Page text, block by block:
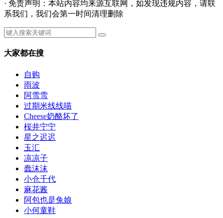
· 免责声明：本站内容均来源互联网，如发现违规内容，请联
系我们，我们会第一时间清理删除
大家都在搜
自购
雨波
阿雪雪
过期米线线喵
Cheese奶酪坏了
桜井宁宁
星之迟迟
玉汇
凉凉子
蠢沫沫
小仓千代
麻花酱
阿包也是兔娘
小何童鞋